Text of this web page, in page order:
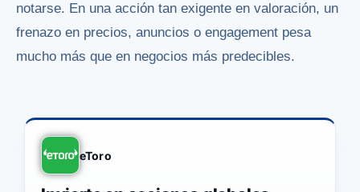
notarse. En una acción tan exigente en valoración, un
frenazo en precios, anuncios o engagement pesa
mucho más que en negocios más predecibles.
eToro